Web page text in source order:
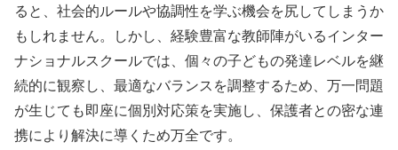
ると、社会的ルールや協調性を学ぶ機会を尻してしまうか
もしれません。しかし、経験豊富な教師陣がいるインター
ナショナルスクールでは、個々の子どもの発達レベルを継
続的に観察し、最適なバランスを調整するため、万一問題
が生じても即座に個別対応策を実施し、保護者との密な連
携により解決に導くため万全です。